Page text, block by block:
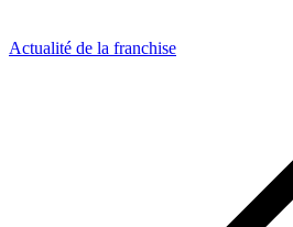
Actualité de la franchise